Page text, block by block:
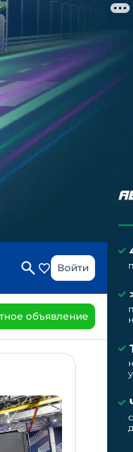
Войти
объявление